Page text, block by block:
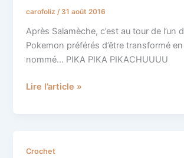
carofoliz/ 31 août 2016
Après Salamèche, c’est au tour de l’un
Pokemon préférés d’être transformé
nommé… PIKA PIKA PIKACHUUUU
Pikachu
au
crochet
Lire l’article »
Crochet
*